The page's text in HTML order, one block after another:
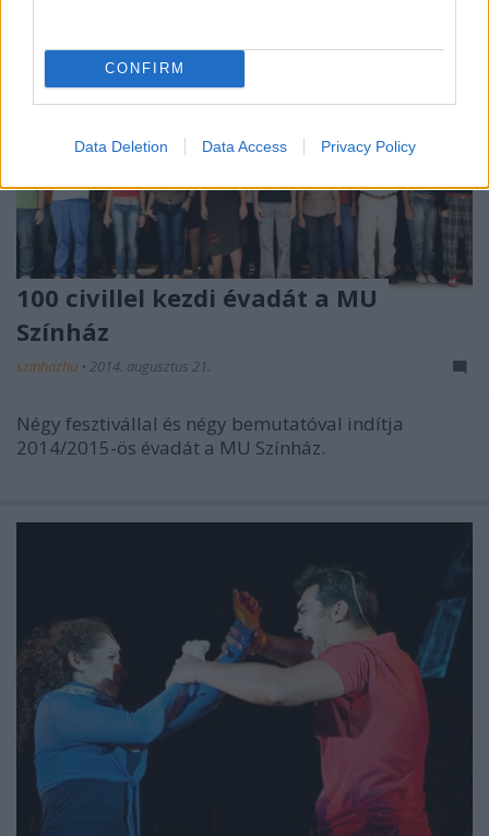
CONFIRM
Data Deletion Data Access Privacy Policy
100 civillel kezdi évadát a MU
Színház
szinhazhu • 2014. augusztus 21.
Négy fesztivállal és négy bemutatóval indítja
2014/2015-ös évadát a MU Színház.